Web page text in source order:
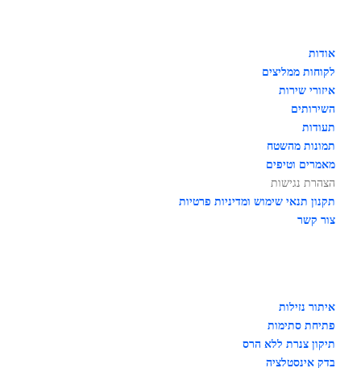
אודות
לקוחות ממליצים
איזורי שירות
השירותים
תעודות
תמונות מהשטח
מאמרים וטיפים
הצהרת נגישות
תקנון תנאי שימוש ומדיניות פרטיות
צור קשר
איתור נזילות
פתיחת סתימות
תיקון צנרת ללא הרס
בדק אינסטלציה